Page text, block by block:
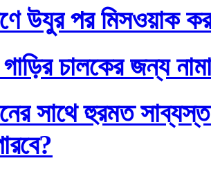
উযুর পর মিসওয়াক
চালকের জন্য
সাথে হুরমত